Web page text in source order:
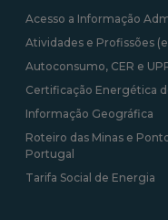
Acesso a Informação
Atividades e Profissões
Autoconsumo, CER e
Certificação Energética
Informação Geográfica
Roteiro das Minas e
Portugal
Tarifa Social de Energia